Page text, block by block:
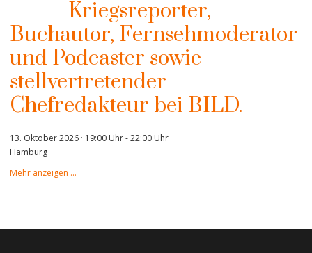
Kriegsreporter,
Buchautor, Fernsehmoderator
und Podcaster sowie
stellvertretender
Chefredakteur bei BILD.
13. Oktober 2026 · 19:00 Uhr-22:00 Uhr
Hamburg
Mehr anzeigen …